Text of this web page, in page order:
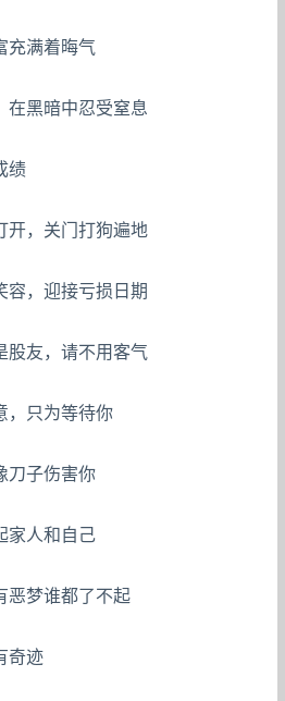
充满着晦气
在黑暗中忍受窒息
绩
开，关门打狗遍地
容，迎接亏损日期
股友，请不用客气
，只为等待你
刀子伤害你
家人和自己
恶梦谁都了不起
奇迹